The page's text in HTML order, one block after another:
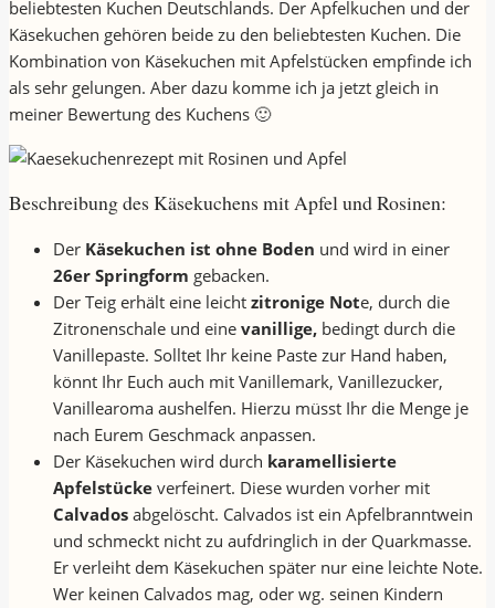
beliebtesten Kuchen Deutschlands. Der Apfelkuchen und der
Käsekuchen gehören beide zu den beliebtesten Kuchen. Die
Kombination von Käsekuchen mit Apfelstücken empfinde ich
als sehr gelungen. Aber dazu komme ich ja jetzt gleich in
meiner Bewertung des Kuchens 🙂
Beschreibung des Käsekuchens mit Apfel und Rosinen:
Der Käsekuchen ist ohne Boden und wird in einer
26er Springform gebacken.
Der Teig erhält eine leicht zitronige Note, durch die
Zitronenschale und eine vanillige, bedingt durch die
Vanillepaste. Solltet Ihr keine Paste zur Hand haben,
könnt Ihr Euch auch mit Vanillemark, Vanillezucker,
Vanillearoma aushelfen. Hierzu müsst Ihr die Menge je
nach Eurem Geschmack anpassen.
Der Käsekuchen wird durch karamellisierte
Apfelstücke verfeinert. Diese wurden vorher mit
Calvados abgelöscht. Calvados ist ein Apfelbranntwein
und schmeckt nicht zu aufdringlich in der Quarkmasse.
Er verleiht dem Käsekuchen später nur eine leichte Note.
Wer keinen Calvados mag, oder wg. seinen Kindern